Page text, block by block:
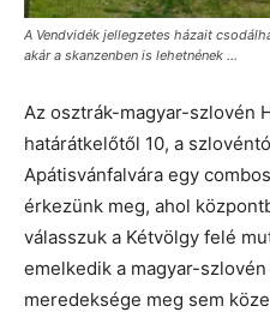
A Vendvidék jellegzetes házait
akár a skanzenben is lehetnének ...
Az osztrák-magyar-szlovén
határátkelőtől 10, a
Apátisvánfalvára egy
érkezünk meg, ahol
válasszuk a Kétvölgy felé
emelkedik a magyar-
meredeksége meg sem